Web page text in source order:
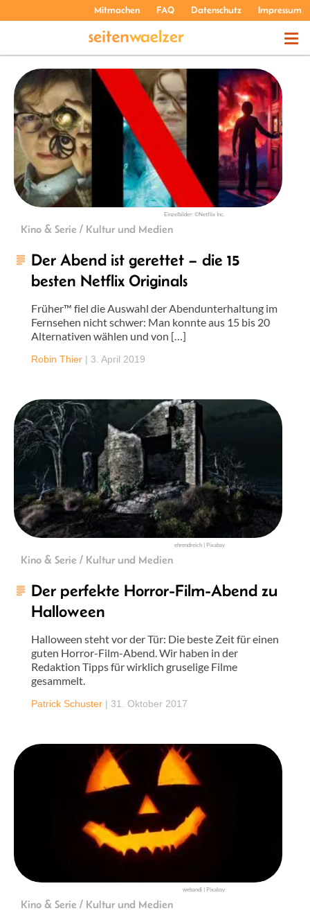
Mitmachen FAQ Datenschutz Impressum
THEMEN
PODCASTS
ÜBER UNS
Einzelbilder: ©Netflix Inc.
Kino & Serie / Kultur und Medien
Der Abend ist gerettet – die 15
besten Netflix Originals
Früher™ fiel die Auswahl der Abendunterhaltung im
Fernsehen nicht schwer: Man konnte aus 15 bis 20
Alternativen wählen und von […]
Robin Thier | 3. April 2019
ehrendreich | Pixabay
Kino & Serie / Kultur und Medien
Der perfekte Horror-Film-Abend zu
Halloween
Halloween steht vor der Tür: Die beste Zeit für einen
guten Horror-Film-Abend. Wir haben in der
Redaktion Tipps für wirklich gruselige Filme
gesammelt.
Patrick Schuster | 31. Oktober 2017
webandi | Pixabay
Kino & Serie / Kultur und Medien